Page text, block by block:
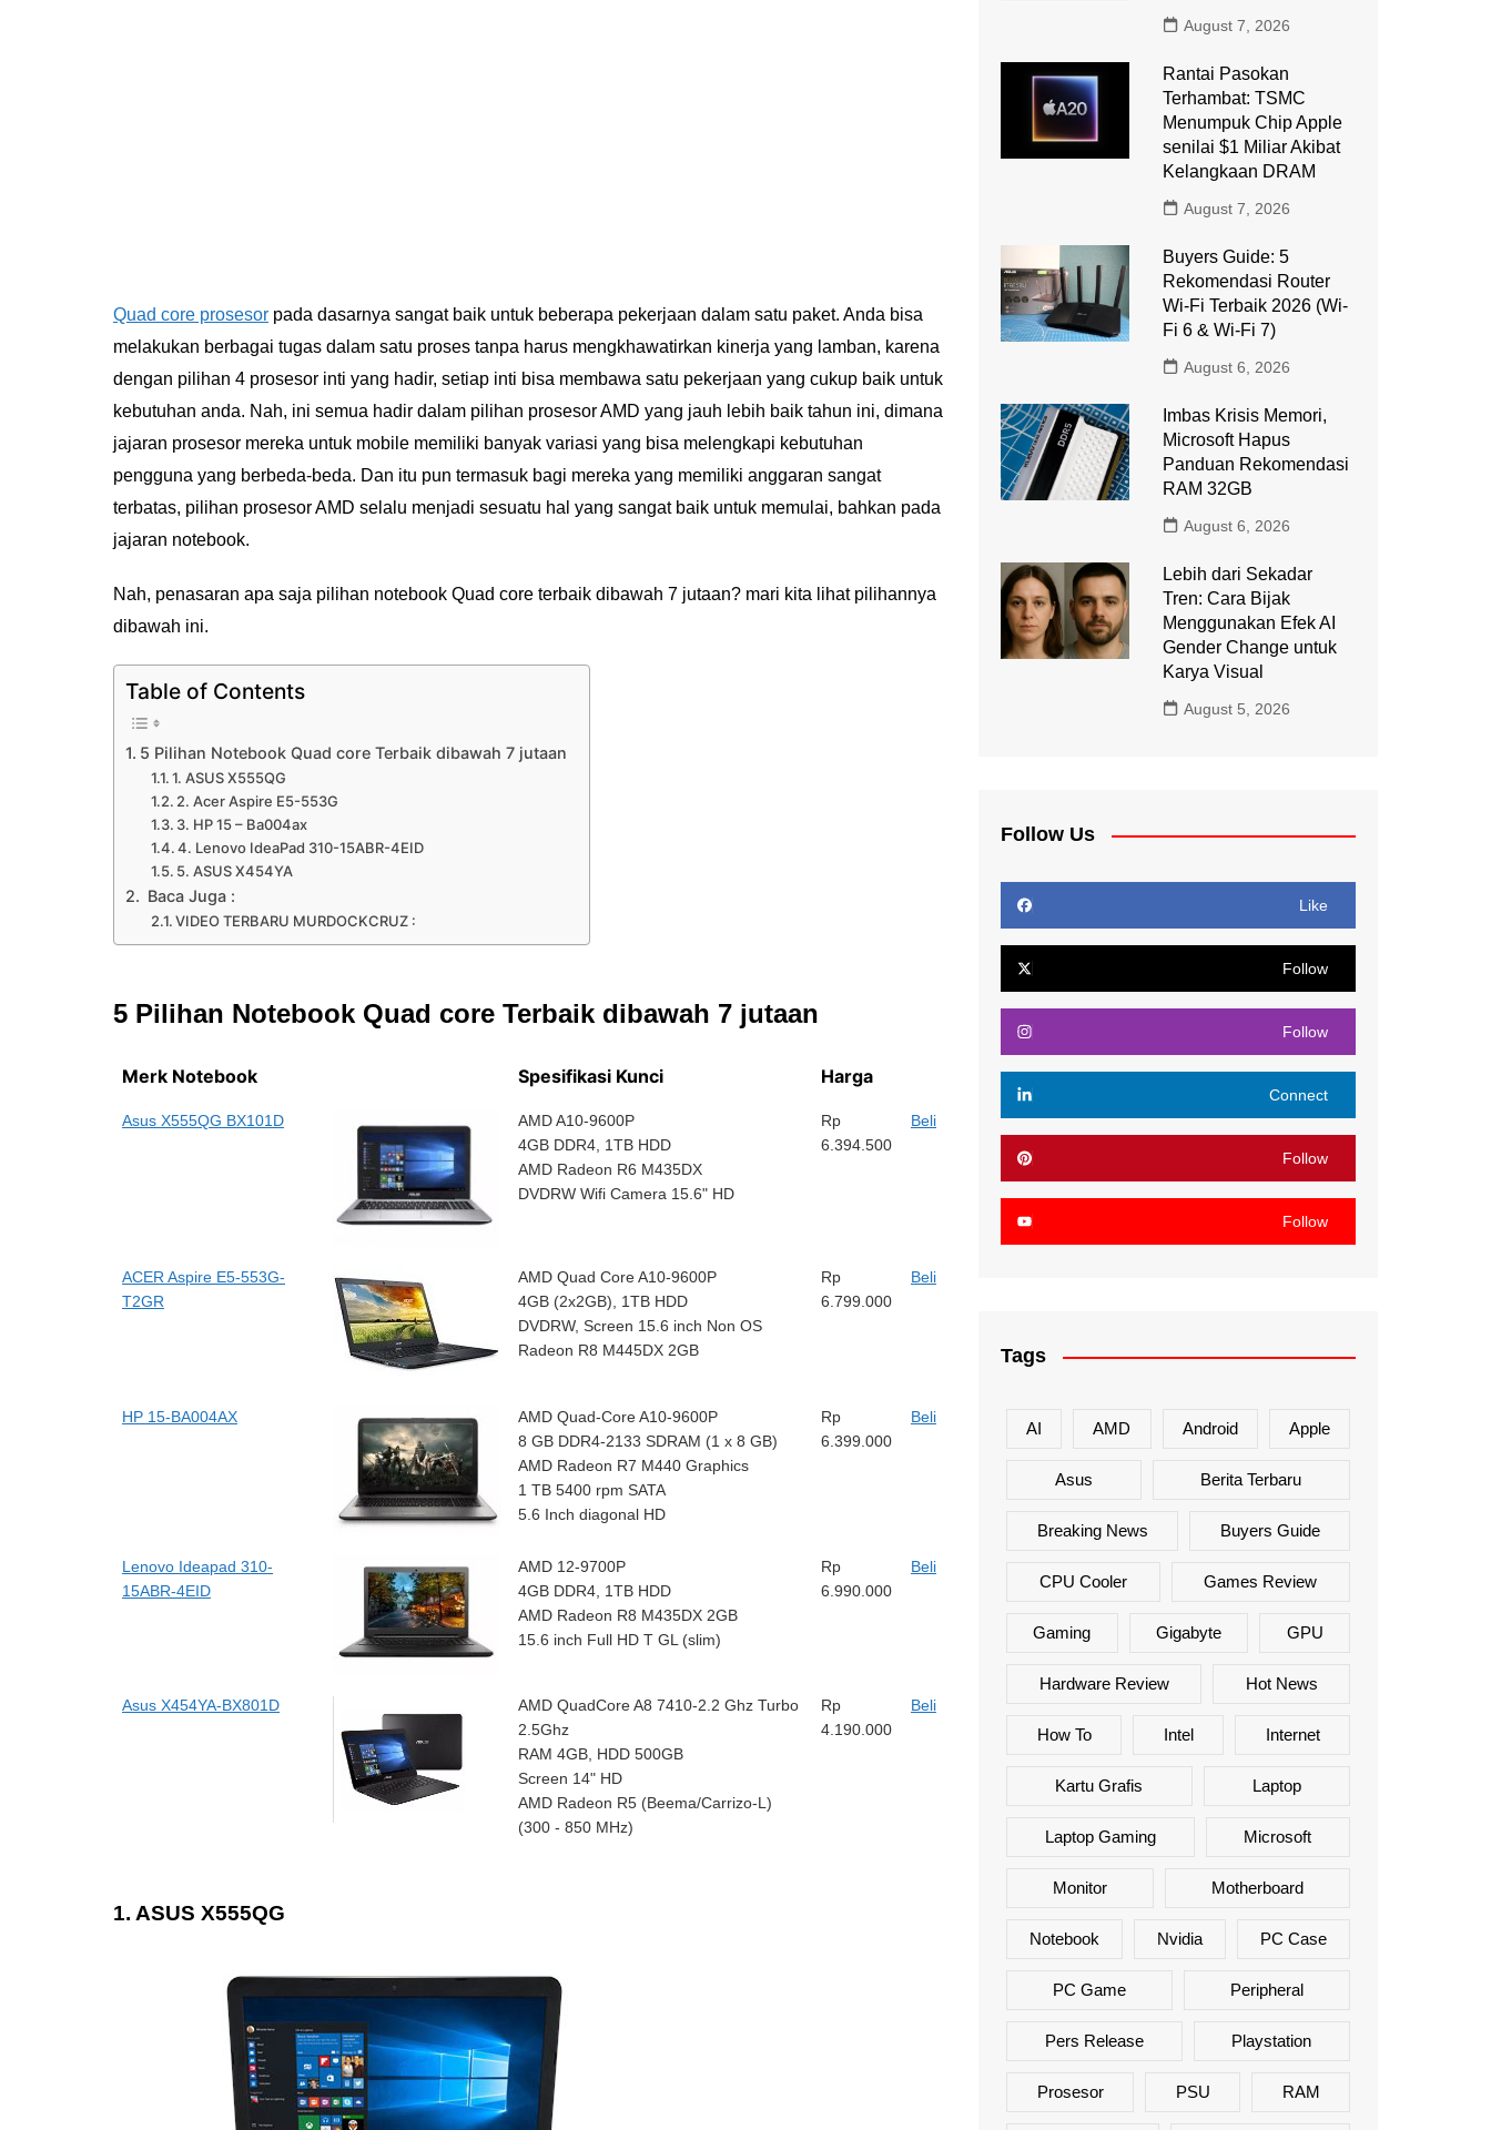
Quad core prosesor pada dasarnya sangat baik untuk beberapa pekerjaan dalam satu paket. Anda bisa
melakukan berbagai tugas dalam satu proses tanpa harus mengkhawatirkan kinerja yang lamban, karena
dengan pilihan 4 prosesor inti yang hadir, setiap inti bisa membawa satu pekerjaan yang cukup baik untuk
kebutuhan anda. Nah, ini semua hadir dalam pilihan prosesor AMD yang jauh lebih baik tahun ini, dimana
jajaran prosesor mereka untuk mobile memiliki banyak variasi yang bisa melengkapi kebutuhan
pengguna yang berbeda-beda. Dan itu pun termasuk bagi mereka yang memiliki anggaran sangat
terbatas, pilihan prosesor AMD selalu menjadi sesuatu hal yang sangat baik untuk memulai, bahkan pada
jajaran notebook.
Nah, penasaran apa saja pilihan notebook Quad core terbaik dibawah 7 jutaan? mari kita lihat pilihannya
dibawah ini.
Table of Contents
5 Pilihan Notebook Quad core Terbaik dibawah 7 jutaan
1. ASUS X555QG
2. Acer Aspire E5-553G
3. HP 15 – Ba004ax
4. Lenovo IdeaPad 310-15ABR-4EID
5. ASUS X454YA
Baca Juga :
VIDEO TERBARU MURDOCKCRUZ :
5 Pilihan Notebook Quad core Terbaik dibawah 7 jutaan
Merk Notebook Spesifikasi Kunci Harga
Asus X555QG BX101D
AMD A10-9600P
4GB DDR4, 1TB HDD
AMD Radeon R6 M435DX
DVDRW Wifi Camera 15.6" HD
Rp
6.394.500
Beli
ACER Aspire E5-553G-
T2GR
AMD Quad Core A10-9600P
4GB (2x2GB), 1TB HDD
DVDRW, Screen 15.6 inch Non OS
Radeon R8 M445DX 2GB
Rp
6.799.000
Beli
HP 15-BA004AX
AMD Quad-Core A10-9600P
8 GB DDR4-2133 SDRAM (1 x 8 GB)
AMD Radeon R7 M440 Graphics
1 TB 5400 rpm SATA
5.6 Inch diagonal HD
Rp
6.399.000
Beli
Lenovo Ideapad 310-
15ABR-4EID
AMD 12-9700P
4GB DDR4, 1TB HDD
AMD Radeon R8 M435DX 2GB
15.6 inch Full HD T GL (slim)
Rp
6.990.000
Beli
Asus X454YA-BX801D
AMD QuadCore A8 7410-2.2 Ghz Turbo
2.5Ghz
RAM 4GB, HDD 500GB
Screen 14" HD
AMD Radeon R5 (Beema/Carrizo-L)
(300 - 850 MHz)
Rp
4.190.000
Beli
1. ASUS X555QG
August 7, 2026
Rantai Pasokan
Terhambat: TSMC
Menumpuk Chip Apple
senilai $1 Miliar Akibat
Kelangkaan DRAM
August 7, 2026
Buyers Guide: 5
Rekomendasi Router
Wi-Fi Terbaik 2026 (Wi-
Fi 6 & Wi-Fi 7)
August 6, 2026
Imbas Krisis Memori,
Microsoft Hapus
Panduan Rekomendasi
RAM 32GB
August 6, 2026
Lebih dari Sekadar
Tren: Cara Bijak
Menggunakan Efek AI
Gender Change untuk
Karya Visual
August 5, 2026
Follow Us
Like
Follow
Follow
Connect
Follow
Follow
Tags
AI AMD Android Apple
Asus Berita Terbaru
Breaking News Buyers Guide
CPU Cooler Games Review
Gaming Gigabyte GPU
Hardware Review Hot News
How To Intel Internet
Kartu Grafis Laptop
Laptop Gaming Microsoft
Monitor Motherboard
Notebook Nvidia PC Case
PC Game Peripheral
Pers Release Playstation
Prosesor PSU RAM